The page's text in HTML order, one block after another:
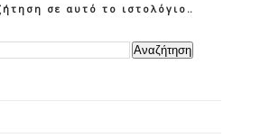
σε αυτό το ιστολόγιο